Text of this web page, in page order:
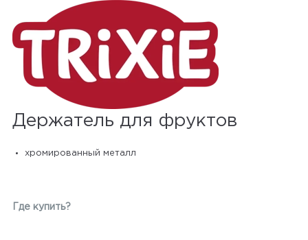
Держатель для фруктов
хромированный металл
Где купить?